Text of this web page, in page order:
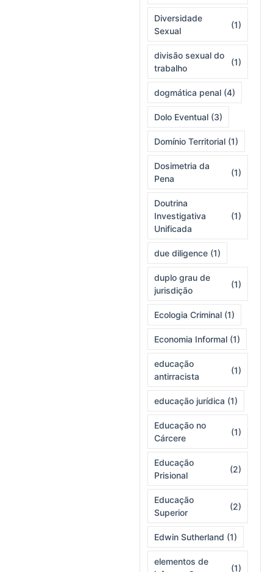
Diversidade
Sexual
(1)
divisão sexual do
trabalho
(1)
dogmática penal (4)
Dolo Eventual (3)
Domínio Territorial (1)
Dosimetria da
Pena
(1)
Doutrina
Investigativa
Unificada
(1)
due diligence (1)
duplo grau de
jurisdição
(1)
Ecologia Criminal (1)
Economia Informal (1)
educação
antirracista
(1)
educação jurídica (1)
Educação no
Cárcere
(1)
Educação
Prisional
(2)
Educação
Superior
(2)
Edwin Sutherland (1)
elementos de
(1)